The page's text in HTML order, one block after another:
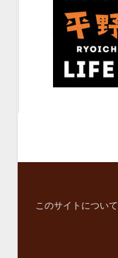
このサイトについて